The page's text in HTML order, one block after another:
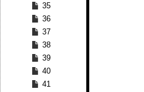
35
36
37
38
39
40
41